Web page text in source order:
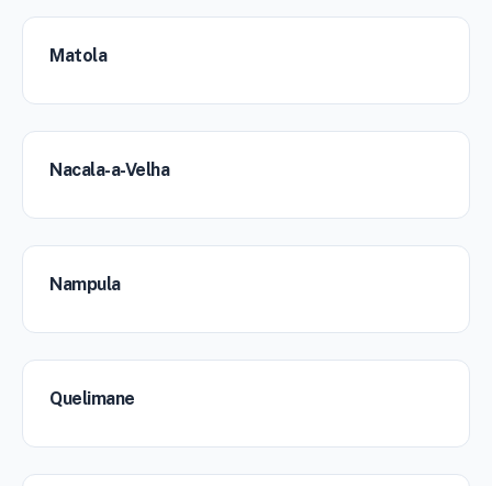
Matola
Nacala-a-Velha
Nampula
Quelimane